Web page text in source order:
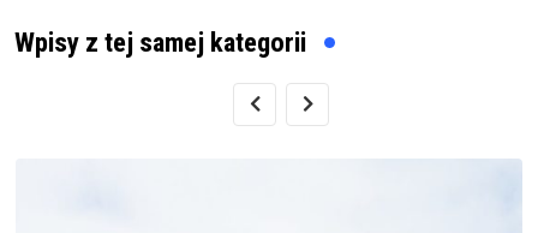
Wpisy z tej samej kategorii